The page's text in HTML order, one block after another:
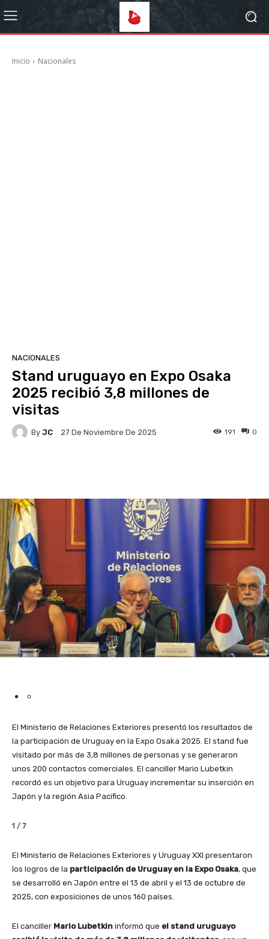
Inicio Nacionales
NACIONALES
Stand uruguayo en Expo Osaka
2025 recibió 3,8 millones de
visitas
By JC 27 De Noviembre De 2025 0
191
El Ministerio de Relaciones Exteriores presentó los resultados de
la participación de Uruguay en la Expo Osaka 2025. El stand fue
visitado por más de 3,8 millones de personas y se generaron
unos 200 contactos comerciales. El canciller Mario Lubetkin
recordó es un objetivo para Uruguay incrementar su inserción en
Japón y la región Asia Pacífico.
1 / 7
El Ministerio de Relaciones Exteriores y Uruguay XXI presentaron
los logros de la participación de Uruguay en la Expo Osaka, que
se desarrolló en Japón entre el 13 de abril y el 13 de octubre de
2025, con exposiciones de unos 160 países.
El canciller Mario Lubetkin informó que el stand uruguayo